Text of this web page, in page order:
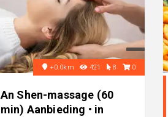
+0.0km 421 8 0
An Shen-massage (60
min) Aanbieding • in